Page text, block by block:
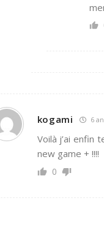
kogami 6
Voilà j’ai enfin
new game + !!!!
0